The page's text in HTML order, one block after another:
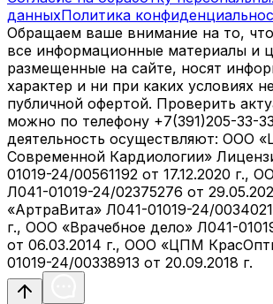
данныхПолитика
Обращаем ваше внимание на то,
все информационные материалы и
размещенные на сайте, носят
характер и ни при каких условиях
публичной офертой. Проверить
можно по телефону +7(391)205-33-
деятельность осуществляют: ООО
Современной Кардиологии»
01019-24/00561192 от 17.12.2020 г.,
Л041-01019-24/02375276 от
«АртраВита» Л041-01019-24/
г., ООО «Врачебное дело» Л041-
от 06.03.2014 г., ООО «ЦПМ
01019-24/00338913 от 20.09.2018 г.